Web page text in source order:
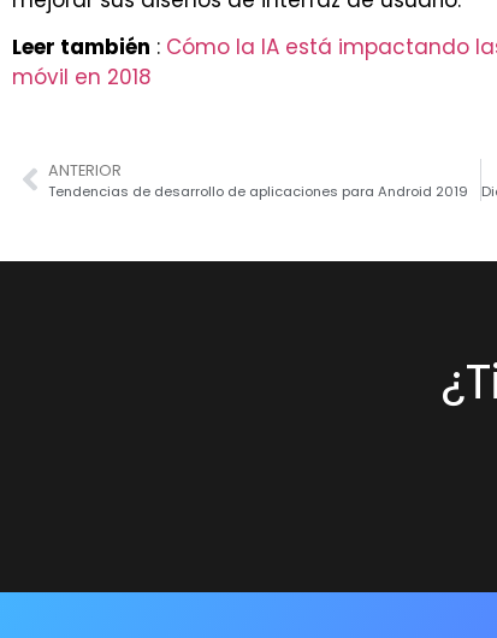
Leer también : Cómo la IA está impactando
móvil en 2018
ANTERIOR
Tendencias de desarrollo de aplicaciones para Android 2019